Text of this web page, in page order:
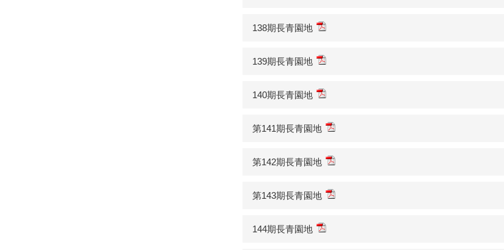
138期長青園地
139期長青園地
140期長青園地
第141期長青園地
第142期長青園地
第143期長青園地
144期長青園地